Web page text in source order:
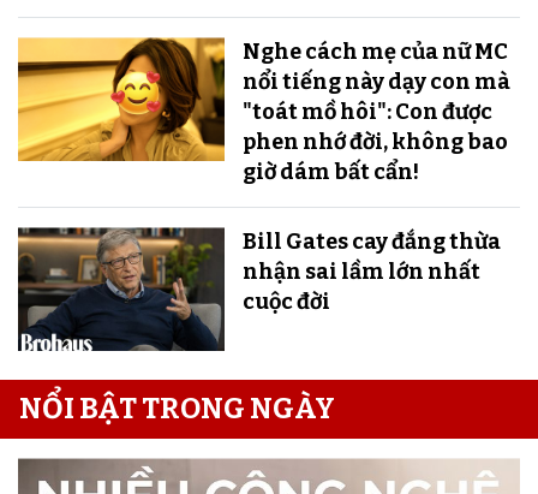
Nghe cách mẹ của nữ MC
nổi tiếng này dạy con mà
"toát mồ hôi": Con được
phen nhớ đời, không bao
giờ dám bất cẩn!
Bill Gates cay đắng thừa
nhận sai lầm lớn nhất
cuộc đời
NỔI BẬT TRONG NGÀY